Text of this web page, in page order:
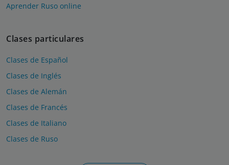
Aprender Ruso online
Clases particulares
Clases de Español
Clases de Inglés
Clases de Alemán
Clases de Francés
Clases de Italiano
Clases de Ruso